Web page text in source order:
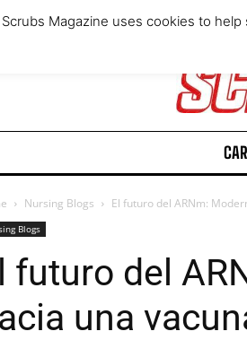
Nursing Blogs El futuro del ARNm:
Blogs
futuro del
una
Scrubs Magazine uses cookies to